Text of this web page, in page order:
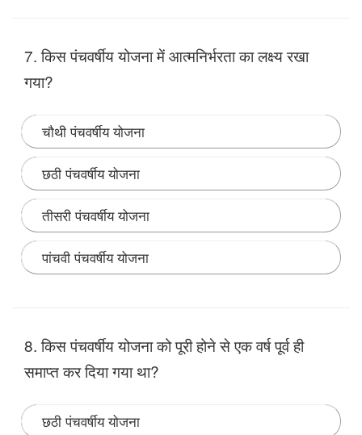
7. किस पंचवर्षीय योजना में आत्‍मनिर्भरता का लक्ष्‍य रखा
गया?
चौथी पंचवर्षीय योजना
छठी पंचवर्षीय योजना
तीसरी पंचवर्षीय योजना
पांचवी पंचवर्षीय योजना
8. किस पंचवर्षीय योजना को पूरी होने से एक वर्ष पूर्व ही
समाप्‍त कर दिया गया था?
छठी पंचवर्षीय योजना